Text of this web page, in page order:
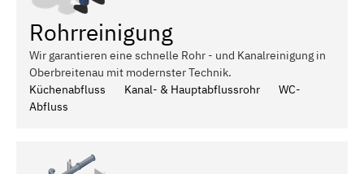
Rohrreinigung
Wir garantieren eine schnelle Rohr - und Kanalreinigung in
Oberbreitenau mit modernster Technik.
Küchenabfluss
Kanal- & Hauptabflussrohr
WC-
Abfluss